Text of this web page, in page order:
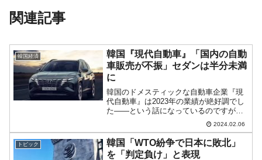
関連記事
韓国経済
韓国『現代自動車』「国内の自動
車販売が不振」セダンは半分未満
に
韓国のドメスティックな自動車企業『現
代自動車』は2023年の業績が絶好調でし
た――という話になっているのですが、
実は足元の「国内」がぐらついていま
す。非常に面白いデータが出ています。
2024年01月の韓国内の自動車販売台数が
不振だったのです...
2024.02.06
トピック
韓国「WTO紛争で日本に敗北」
を「判定負け」と表現